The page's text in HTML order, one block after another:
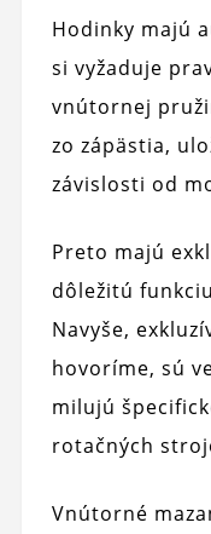
Hodinky majú
si vyžaduje
vnútornej
zo zápästia,
závislosti od
Preto majú
dôležitú
Navyše,
hovoríme, sú
milujú
rotačných
Vnútorné